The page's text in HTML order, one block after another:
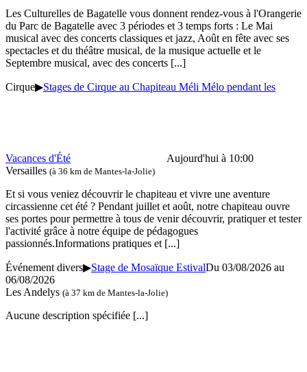
Les Culturelles de Bagatelle vous donnent rendez-vous à l'Orangerie
du Parc de Bagatelle avec 3 périodes et 3 temps forts : Le Mai
musical avec des concerts classiques et jazz, Août en fête avec ses
spectacles et du théâtre musical, de la musique actuelle et le
Septembre musical, avec des concerts [...]
Cirque▶Stages de Cirque au Chapiteau Méli Mélo pendant les
Vacances d'Été
Aujourd'hui à 10:00
Versailles (à 36 km de Mantes-la-Jolie)
Et si vous veniez découvrir le chapiteau et vivre une aventure
circassienne cet été ? Pendant juillet et août, notre chapiteau ouvre
ses portes pour permettre à tous de venir découvrir, pratiquer et tester
l'activité grâce à notre équipe de pédagogues
passionnés.Informations pratiques et [...]
Événement divers▶Stage de Mosaïque EstivalDu 03/08/2026 au
06/08/2026
Les Andelys (à 37 km de Mantes-la-Jolie)
Aucune description spécifiée [...]